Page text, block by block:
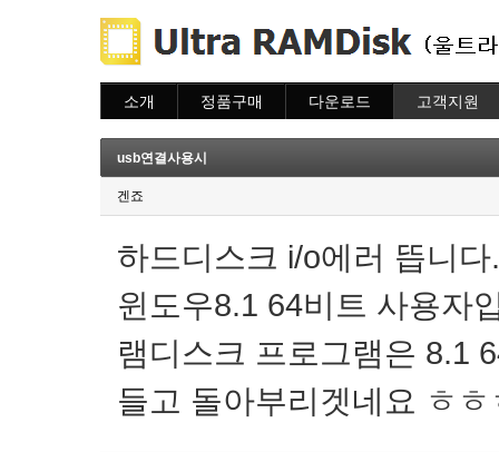
소개 정품구매
주문조회
이용안내
다운로드 고객지원
질문하기
usb연결사용시
겐죠
하드디스크 i/o에러 뜹니
윈도우8.1 64비트 사용자
램디스크 프로그램은 8.1
들고 돌아부리겟네요 ㅎㅎ